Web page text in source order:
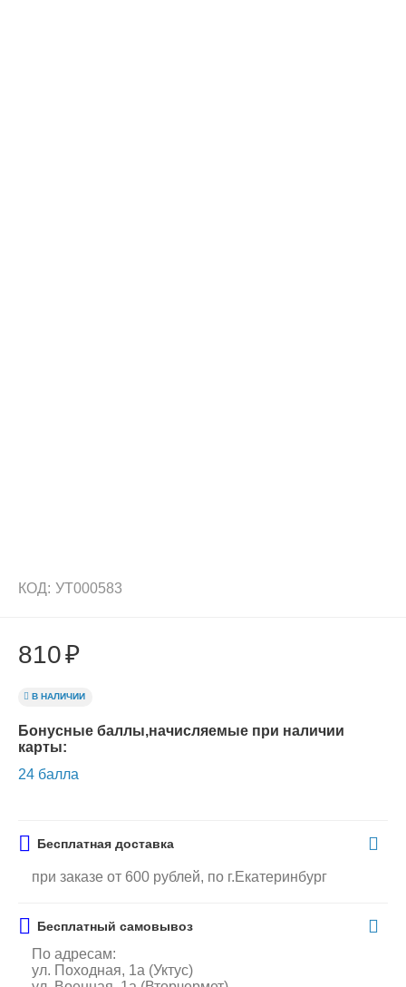
КОД: УТ000583
810₽
В НАЛИЧИИ
Бонусные баллы,начисляемые при наличии
карты:
24 балла
Бесплатная доставка
при заказе от 600 рублей, по г.Екатеринбург
Бесплатный самовывоз
По адресам:
ул. Походная, 1а (Уктус)